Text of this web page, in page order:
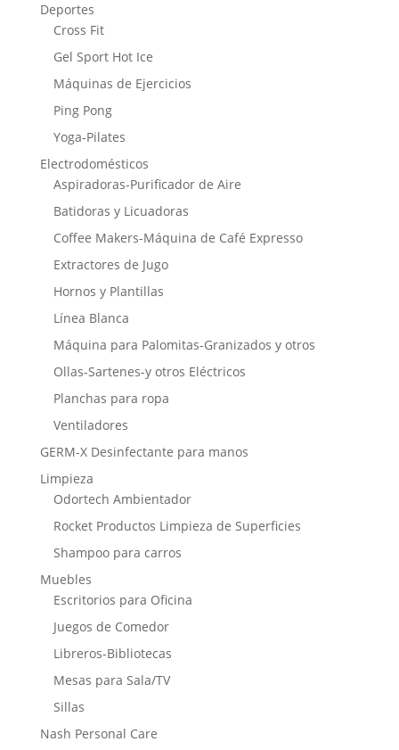
Deportes
Cross Fit
Gel Sport Hot Ice
Máquinas de Ejercicios
Ping Pong
Yoga-Pilates
Electrodomésticos
Aspiradoras-Purificador de Aire
Batidoras y Licuadoras
Coffee Makers-Máquina de Café Expresso
Extractores de Jugo
Hornos y Plantillas
Línea Blanca
Máquina para Palomitas-Granizados y otros
Ollas-Sartenes-y otros Eléctricos
Planchas para ropa
Ventiladores
GERM-X Desinfectante para manos
Limpieza
Odortech Ambientador
Rocket Productos Limpieza de Superficies
Shampoo para carros
Muebles
Escritorios para Oficina
Juegos de Comedor
Libreros-Bibliotecas
Mesas para Sala/TV
Sillas
Nash Personal Care